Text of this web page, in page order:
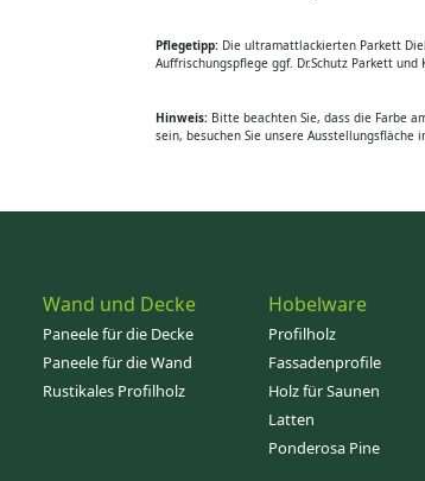
Pflegetipp: Die ultramattlackierten Parkett
Auffrischungspflege ggf. Dr.Schutz Parkett und
Hinweis: Bitte beachten Sie, dass die Farbe
sein, besuchen Sie unsere Ausstellungsfläche
Wand und Decke
Paneele für die Decke
Paneele für die Wand
Rustikales Profilholz
Hobelware
Profilholz
Fassadenprofile
Holz für Saunen
Latten
Ponderosa Pine